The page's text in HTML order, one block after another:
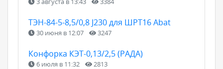
ТЭН-84-5-8,5/0,8 J230 для ШРТ16 Abat
30 июня в 12:07 3247
Конфорка КЭТ-0,13/2,5 (РАДА)
6 июля в 11:32 2813